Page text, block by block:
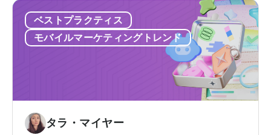
無
料
プ
プ
使いこなせないプラットフォームに料金を
支払ったり、来るはずのないサポートを待
ち続けることになります。契約後、あちこ
ちで予期せぬコストが発生するかもしれま
び
方：
避
9
ベストプラクティス
モバイルマーケティングトレンド
タラ・マイヤー